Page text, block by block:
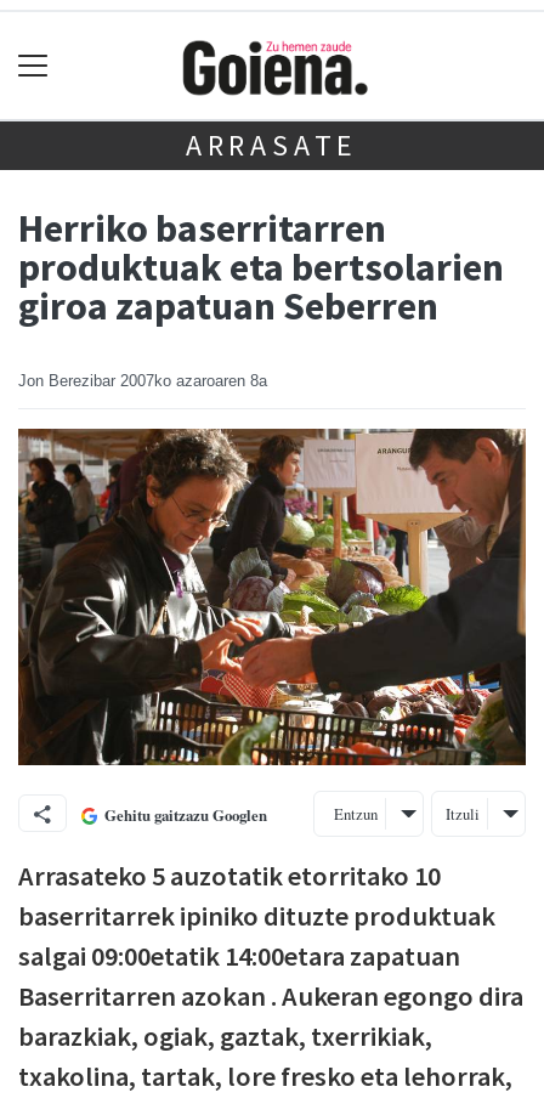
ARRASATE
Herriko baserritarren
produktuak eta bertsolarien
giroa zapatuan Seberren
Jon Berezibar 2007ko azaroaren 8a
Gehitu gaitzazu Googlen Entzun Itzuli
Arrasateko 5 auzotatik etorritako 10
baserritarrek ipiniko dituzte produktuak
salgai 09:00etatik 14:00etara zapatuan
Baserritarren azokan . Aukeran egongo dira
barazkiak, ogiak, gaztak, txerrikiak,
txakolina, tartak, lore fresko eta lehorrak,